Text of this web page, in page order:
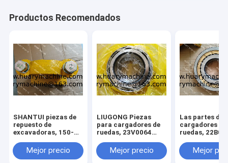
Productos Recomendados
SHANTUI piezas de
repuesto de
excavadoras, 150-
13214 150-71-31420
perno, pivote assy
Mejor precio
LIUGONG Piezas
para cargadores de
ruedas, 23V0064
Mejor precio
Las partes de
cargadores de
ruedas,
Mejor